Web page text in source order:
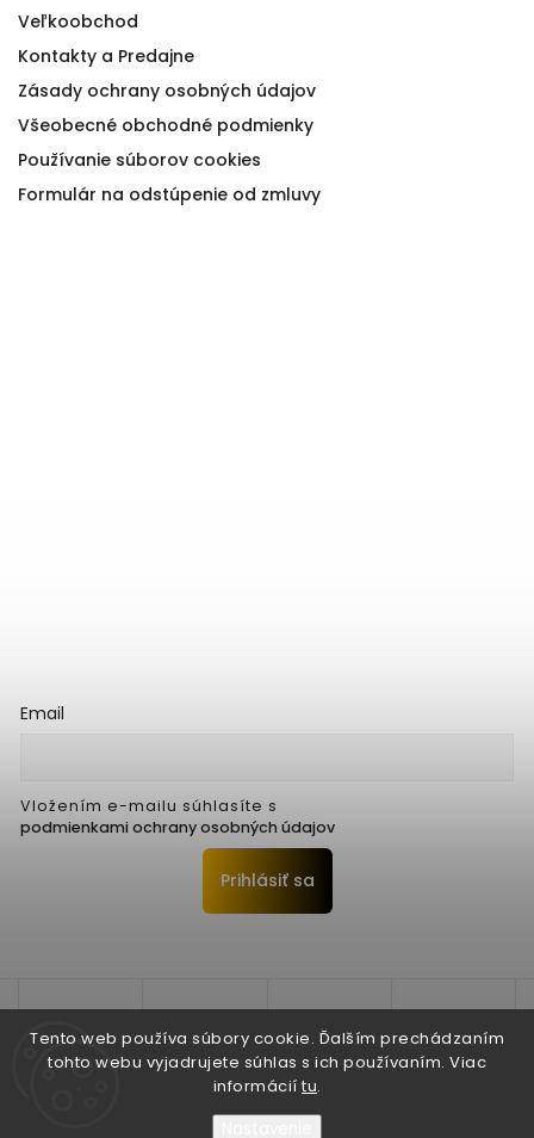
Tento web používa súbory cookie. Ďalším prechádzaním
tohto webu vyjadrujete súhlas s ich používaním. Viac
informácií tu.
Veľkoobchod
Kontakty a Predajne
Zásady ochrany osobných údajov
Všeobecné obchodné podmienky
Používanie súborov cookies
Formulár na odstúpenie od zmluvy
Email
Vložením e-mailu súhlasíte s
podmienkami ochrany osobných údajov
Prihlásiť sa